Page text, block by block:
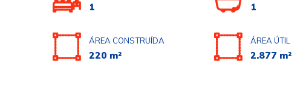
1 1
ÁREA CONSTRUÍDA
220 m²
ÁREA ÚTIL
2.877 m²